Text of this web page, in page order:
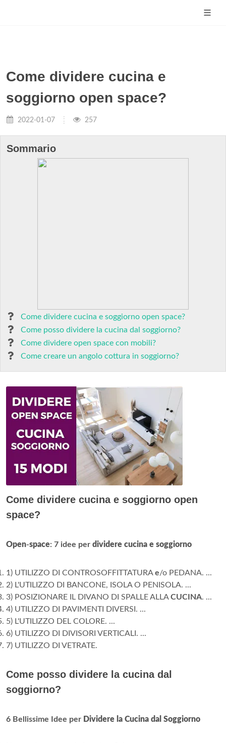
Come dividere cucina e
soggiorno open space?
2022-01-07 257
Sommario
Come dividere cucina e soggiorno open space?
Come posso dividere la cucina dal soggiorno?
Come dividere open space con mobili?
Come creare un angolo cottura in soggiorno?
Come dividere cucina e soggiorno open
space?
Open-space: 7 idee per dividere cucina e soggiorno
1) UTILIZZO DI CONTROSOFFITTATURAe/o PEDANA. ...
2) L'UTILIZZO DI BANCONE, ISOLA O PENISOLA. ...
3) POSIZIONARE IL DIVANO DI SPALLE ALLACUCINA. ...
4) UTILIZZO DI PAVIMENTI DIVERSI. ...
5) L'UTILIZZO DEL COLORE. ...
6) UTILIZZO DI DIVISORI VERTICALI. ...
7) UTILIZZO DI VETRATE.
Come posso dividere la cucina dal
soggiorno?
6 Bellissime Idee per Dividere la Cucina dal Soggiorno